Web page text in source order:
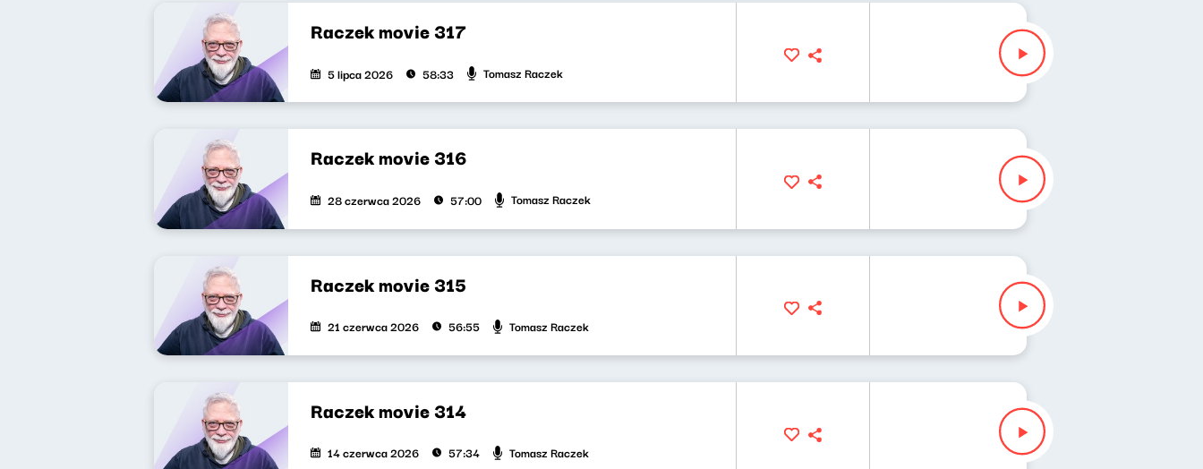
Raczek movie 317
5 lipca 2026 58:33 Tomasz Raczek
Raczek movie 316
28 czerwca 2026 57:00 Tomasz Raczek
Raczek movie 315
21 czerwca 2026 56:55 Tomasz Raczek
Raczek movie 314
14 czerwca 2026 57:34 Tomasz Raczek